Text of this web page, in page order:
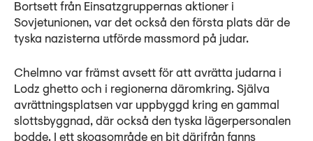
Bortsett från Einsatzgruppernas aktioner i
Sovjetunionen, var det också den första plats där de
tyska nazisterna utförde massmord på judar.
Chelmno var främst avsett för att avrätta judarna i
Lodz ghetto och i regionerna däromkring. Själva
avrättningsplatsen var uppbyggd kring en gammal
slottsbyggnad, där också den tyska lägerpersonalen
bodde. I ett skogsområde en bit därifrån fanns